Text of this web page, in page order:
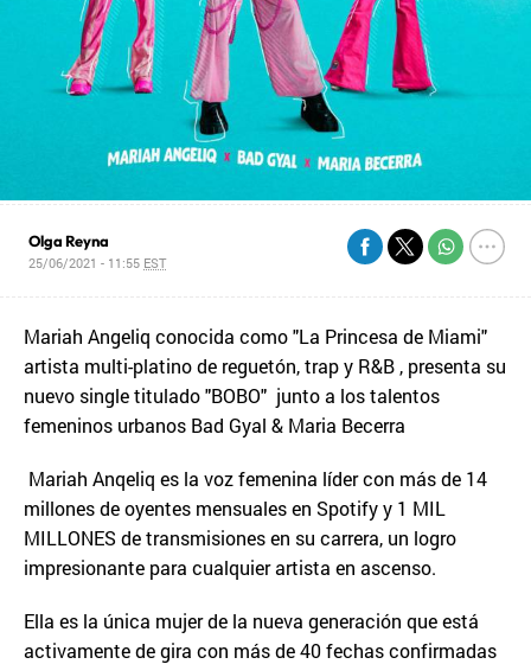
Olga Reyna
25/06/2021 - 11:55 EST
Mariah Angeliq conocida como "La Princesa de Miami"
artista multi-platino de reguetón, trap y R&B , presenta su
nuevo single titulado "BOBO" junto a los talentos
femeninos urbanos Bad Gyal & Maria Becerra
Mariah Anqeliq es la voz femenina líder con más de 14
millones de oyentes mensuales en Spotify y 1 MIL
MILLONES de transmisiones en su carrera, un logro
impresionante para cualquier artista en ascenso.
Ella es la única mujer de la nueva generación que está
activamente de gira con más de 40 fechas confirmadas